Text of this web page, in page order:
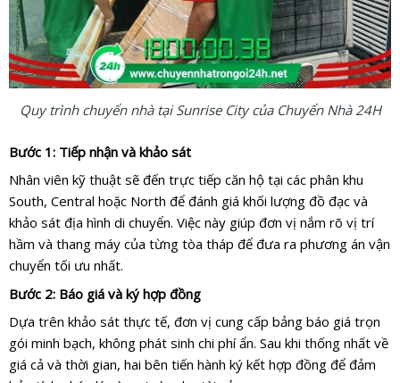
Quy trình chuyển nhà tại Sunrise City của Chuyển Nhà 24H
Bước 1: Tiếp nhận và khảo sát
Nhân viên kỹ thuật sẽ đến trực tiếp căn hộ tại các phân khu
South, Central hoặc North để đánh giá khối lượng đồ đạc và
khảo sát địa hình di chuyển. Việc này giúp đơn vị nắm rõ vị trí
hầm và thang máy của từng tòa tháp để đưa ra phương án vận
chuyển tối ưu nhất.
Bước 2: Báo giá và ký hợp đồng
Dựa trên khảo sát thực tế, đơn vị cung cấp bảng báo giá trọn
gói minh bạch, không phát sinh chi phí ẩn. Sau khi thống nhất về
giá cả và thời gian, hai bên tiến hành ký kết hợp đồng để đảm